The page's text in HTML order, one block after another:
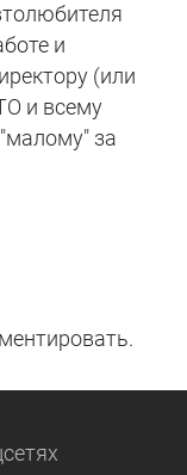
и
(или
и всему
за